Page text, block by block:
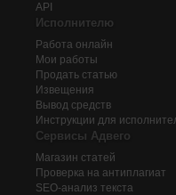
API
Исполнителю
Работа онлайн
Мои работы
Продать статью
Извещения
Вывод средств
Инструкции для
Сервисы Адвего
Магазин статей
Проверка на антиплагиат
SEO-анализ текста